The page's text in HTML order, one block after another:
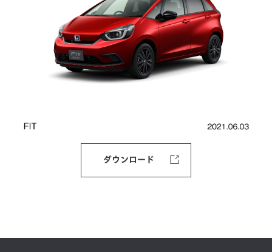
ダウンロード